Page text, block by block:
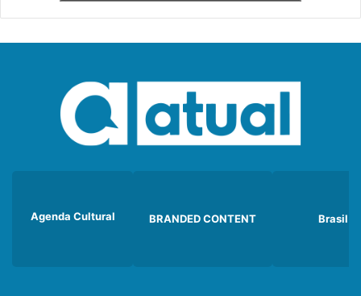
Agenda Cultural BRANDED CONTENT Brasil